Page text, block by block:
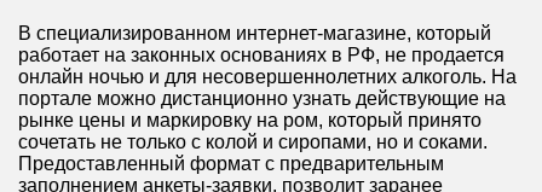
В специализированном интернет-магазине, который
работает на законных основаниях в РФ, не продается
онлайн ночью и для несовершеннолетних алкоголь. На
портале можно дистанционно узнать действующие на
рынке цены и маркировку на ром, который принято
сочетать не только с колой и сиропами, но и соками.
Предоставленный формат с предварительным
заполнением анкеты-заявки, позволит заранее